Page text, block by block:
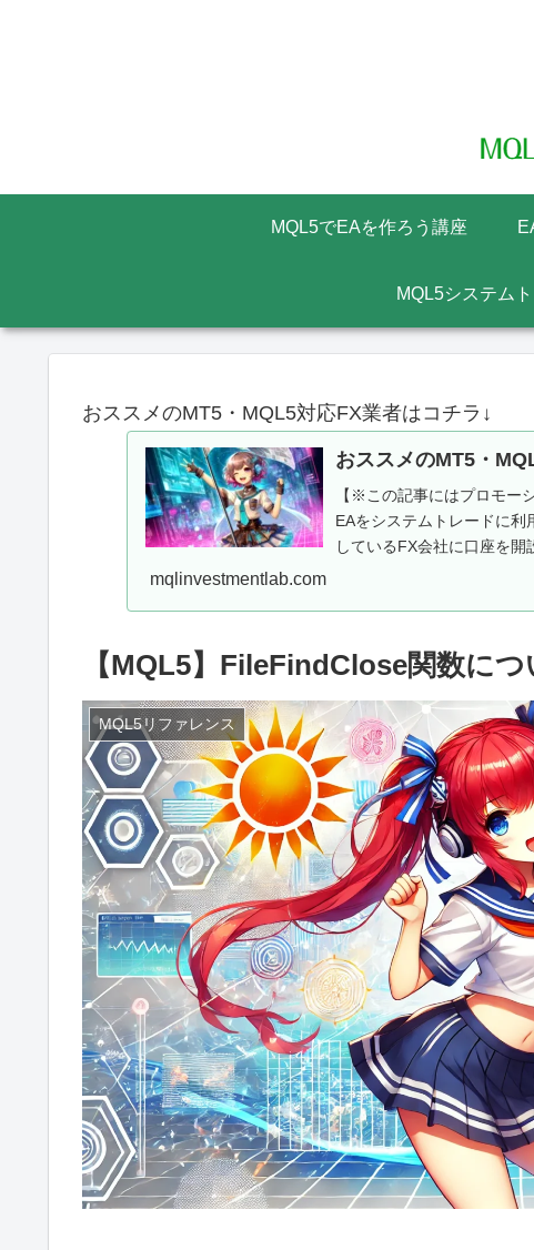
MQL5でEAを作ろう講座
MQL5システム
おススメのMT5・MQL5対応FX業者はコチラ↓
おススメのMT5・
【※この記事にはプロモー
EAをシステムトレードに
しているFX会社に口座を
mqlinvestmentlab.com
【MQL5】FileFindClose関数につ
MQL5リファレンス